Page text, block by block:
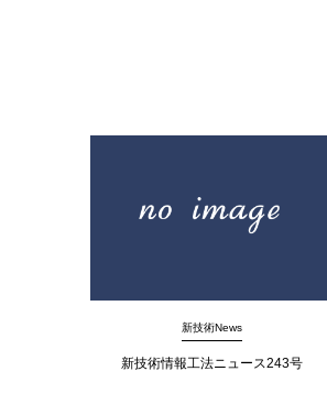
新技術News
新技術情報工法ニュース243号